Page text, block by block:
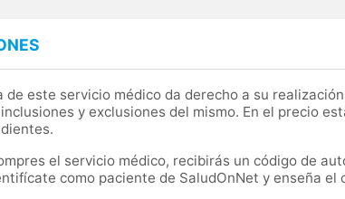
de este servicio médico da derecho a su
y exclusiones del mismo. En el precio
el servicio médico, recibirás un código de
como paciente de SaludOnNet y enseña el